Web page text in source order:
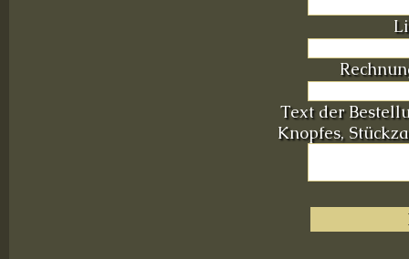
Text der
Knopfes,